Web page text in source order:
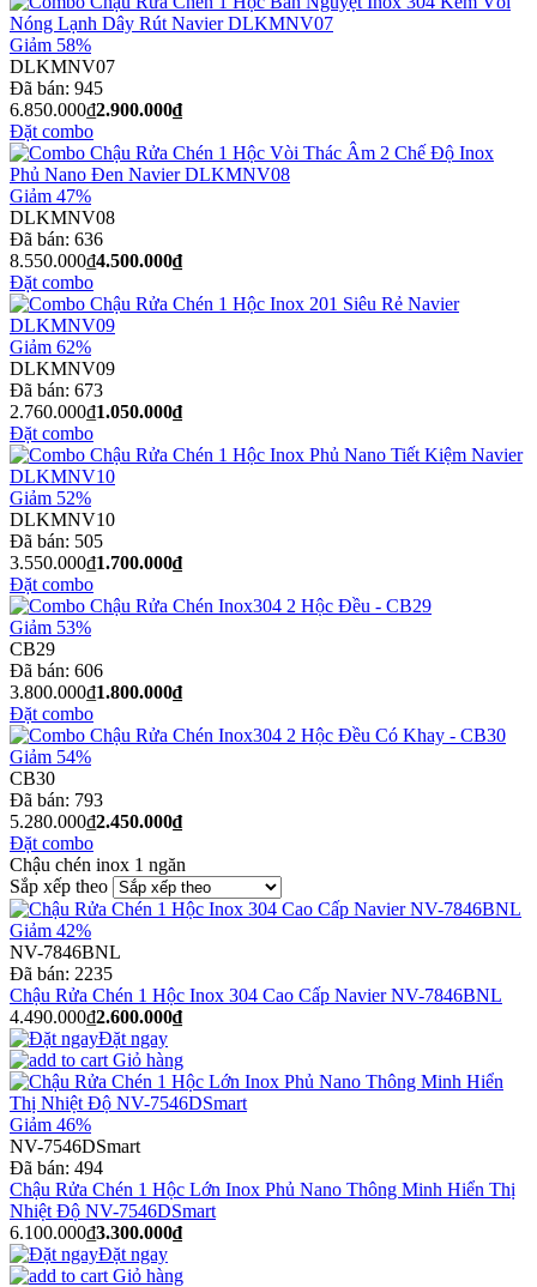
Giảm 58%
DLKMNV07
Đã bán: 945
6.850.000₫2.900.000₫
Đặt combo
Giảm 47%
DLKMNV08
Đã bán: 636
8.550.000₫4.500.000₫
Đặt combo
Giảm 62%
DLKMNV09
Đã bán: 673
2.760.000₫1.050.000₫
Đặt combo
Giảm 52%
DLKMNV10
Đã bán: 505
3.550.000₫1.700.000₫
Đặt combo
Giảm 53%
CB29
Đã bán: 606
3.800.000₫1.800.000₫
Đặt combo
Giảm 54%
CB30
Đã bán: 793
5.280.000₫2.450.000₫
Đặt combo
Chậu chén inox 1 ngăn
Sắp xếp theo
Giảm 42%
NV-7846BNL
Đã bán: 2235
Chậu Rửa Chén 1 Hộc Inox 304 Cao Cấp Navier NV-7846BNL
4.490.000₫2.600.000₫
Đặt ngay
Giỏ hàng
Giảm 46%
NV-7546DSmart
Đã bán: 494
Chậu Rửa Chén 1 Hộc Lớn Inox Phủ Nano Thông Minh Hiển Thị
Nhiệt Độ NV-7546DSmart
6.100.000₫3.300.000₫
Đặt ngay
Giỏ hàng